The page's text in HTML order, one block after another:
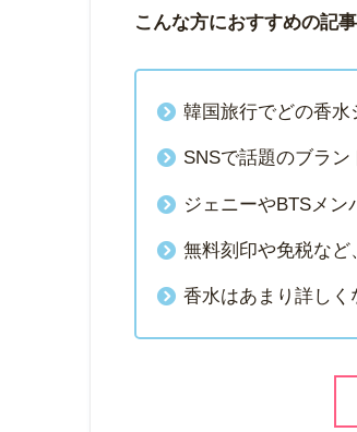
こんな方におすすめの記
韓国旅行でどの香
SNSで話題のブラ
ジェニーやBTSメ
無料刻印や免税な
香水はあまり詳し